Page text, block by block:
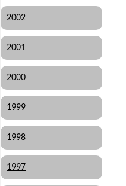
2002
2001
2000
1999
1998
1997